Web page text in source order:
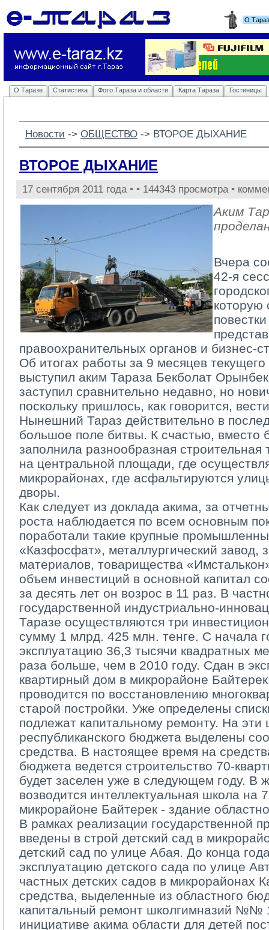
О
О Таразе Статистика Фото Тараза и области Карта Тараза Гостиницы
Новости -> ОБЩЕСТВО -> ВТОРОЕ ДЫХАНИЕ
ВТОРОЕ ДЫХАНИЕ
17 сентября 2011 года • • 144343 просмотра •
Аким
Вчера
42­-я
которую
правоохранительных органов и бизнес-­
Об итогах работы за 9 месяцев текущего
выступил аким Тараза Бекболат
заступил сравнительно недавно, но
поскольку пришлось, как говорится,
Нынешний Тараз действительно в
большое поле битвы. К счастью, вместо
заполнила разнообразная строительная
на центральной площади, где
микрорайонах, где асфальтируются
дворы.
Как следует из доклада акима, за
роста наблюдается по всем основным
поработали такие крупные
«Казфосфат», металлургический завод,
материалов, товарищества
объем инвестиций в основной капитал
за десять лет он возрос в 11 раз. В
государственной индустриально-­
Таразе осуществляются три
сумму 1 млрд. 425 млн. тенге. С начала
эксплуатацию 36,3 тысячи квадратных
раза больше, чем в 2010 году. Сдан в
квартирный дом в микрорайоне
проводится по восстановлению
старой постройки. Уже определены
подлежат капитальному ремонту. На эти
республиканского бюджета выделены
средства. В настоящее время на
бюджета ведется строительство 70­-
будет заселен уже в следующем году. В
возводится интеллектуальная школа на
микрорайоне Байтерек ­- здание
В рамках реализации государственной
введены в строй детский сад в
детский сад по улице Абая. До конца
эксплуатацию детского сада по улице
частных детских садов в микрорайонах
средства, выделенные из областного
капитальный ремонт школ­гимназий №№
инициативе акима области для детей